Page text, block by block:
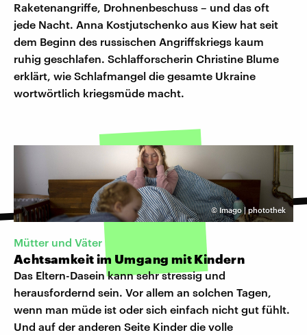
Raketenangriffe, Drohnenbeschuss – und das oft
jede Nacht. Anna Kostjutschenko aus Kiew hat seit
dem Beginn des russischen Angriffskriegs kaum
ruhig geschlafen. Schlafforscherin Christine Blume
erklärt, wie Schlafmangel die gesamte Ukraine
wortwörtlich kriegsmüde macht.
©Imago | photothek
Mütter und Väter
Achtsamkeit im Umgang mit Kindern
Das Eltern-Dasein kann sehr stressig und
herausfordernd sein. Vor allem an solchen Tagen,
wenn man müde ist oder sich einfach nicht gut fühlt.
Und auf der anderen Seite Kinder die volle